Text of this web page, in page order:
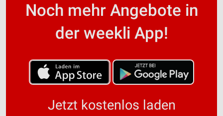
Noch mehr Angebote in
der weekli App!
Jetzt kostenlos laden